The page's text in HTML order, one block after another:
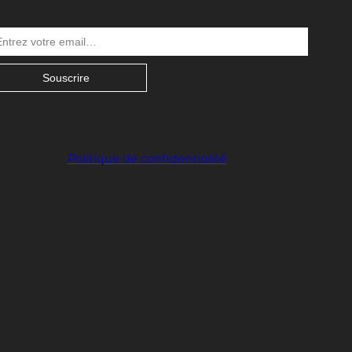
Souscrire
Politique de confidentialité